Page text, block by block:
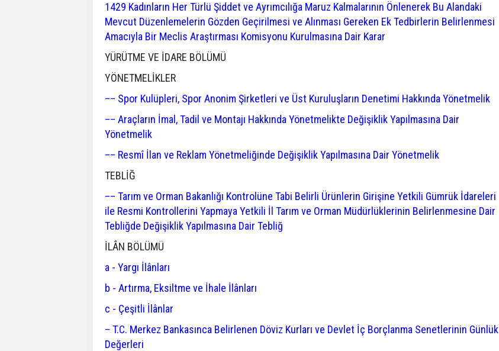
1429 Kadınların Her Türlü Şiddet ve Ayrımcılığa Maruz Kalmalarının Önlenerek Bu Alandaki
Mevcut Düzenlemelerin Gözden Geçirilmesi ve Alınması Gereken Ek Tedbirlerin Belirlenmesi
Amacıyla Bir Meclis Araştırması Komisyonu Kurulmasına Dair Karar
YÜRÜTME VE İDARE BÖLÜMÜ
YÖNETMELİKLER
–– Spor Kulüpleri, Spor Anonim Şirketleri ve Üst Kuruluşların Denetimi Hakkında Yönetmelik
–– Araçların İmal, Tadil ve Montajı Hakkında Yönetmelikte Değişiklik Yapılmasına Dair
Yönetmelik
–– Resmî İlan ve Reklam Yönetmeliğinde Değişiklik Yapılmasına Dair Yönetmelik
TEBLİĞ
–– Tarım ve Orman Bakanlığı Kontrolüne Tabi Belirli Ürünlerin Girişine Yetkili Gümrük İdareleri
ile Resmi Kontrollerini Yapmaya Yetkili İl Tarım ve Orman Müdürlüklerinin Belirlenmesine Dair
Tebliğde Değişiklik Yapılmasına Dair Tebliğ
İLÂN BÖLÜMÜ
a - Yargı İlânları
b - Artırma, Eksiltme ve İhale İlânları
c - Çeşitli İlânlar
– T.C. Merkez Bankasınca Belirlenen Döviz Kurları ve Devlet İç Borçlanma Senetlerinin Günlük
Değerleri